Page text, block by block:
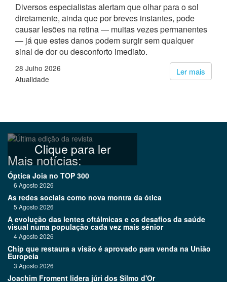
Diversos especialistas alertam que olhar para o sol
diretamente, ainda que por breves instantes, pode
causar lesões na retina — muitas vezes permanentes
— já que estes danos podem surgir sem qualquer
sinal de dor ou desconforto imediato.
Ler mais
28 Julho 2026
Atualidade
Clique para ler
Mais notícias:
Óptica Joia no TOP 300
6 Agosto 2026
As redes sociais como nova montra da ótica
5 Agosto 2026
A evolução das lentes oftálmicas e os desafios da saúde
visual numa população cada vez mais sénior
4 Agosto 2026
Chip que restaura a visão é aprovado para venda na União
Europeia
3 Agosto 2026
Joachim Froment lidera júri dos Silmo d'Or